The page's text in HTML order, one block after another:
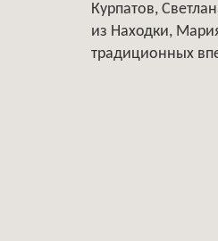
Курпатов,
из Находки,
традиционных